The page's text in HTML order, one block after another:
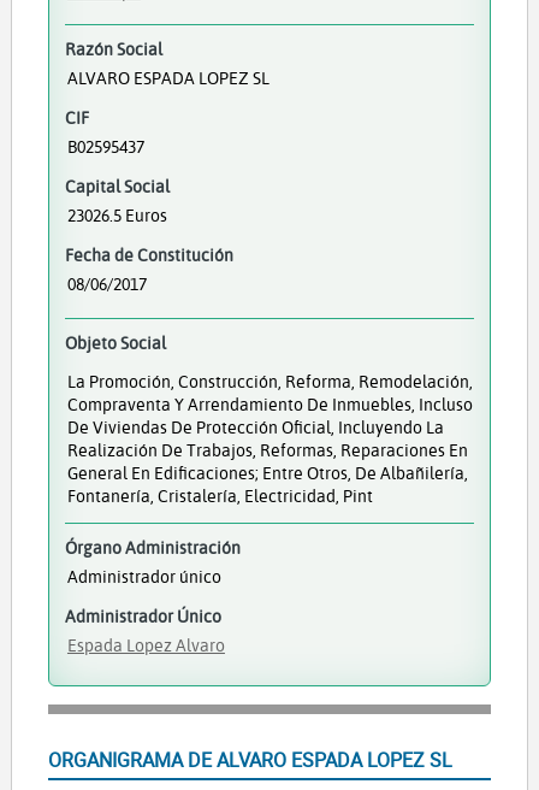
Razón Social
ALVARO ESPADA LOPEZ SL
CIF
B02595437
Capital Social
23026.5 Euros
Fecha de Constitución
08/06/2017
Objeto Social
La Promoción, Construcción, Reforma, Remodelación,
Compraventa Y Arrendamiento De Inmuebles, Incluso
De Viviendas De Protección Oficial, Incluyendo La
Realización De Trabajos, Reformas, Reparaciones En
General En Edificaciones; Entre Otros, De Albañilería,
Fontanería, Cristalería, Electricidad, Pint
Órgano Administración
Administrador único
Administrador Único
Espada Lopez Alvaro
ORGANIGRAMA DE ALVARO ESPADA LOPEZ SL